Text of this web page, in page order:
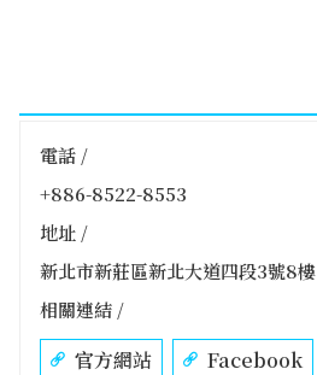
電話 /
+886-8522-8553
地址 /
新北市新莊區新北大道四段3號8樓
相關連結 /
官方網站 Facebook